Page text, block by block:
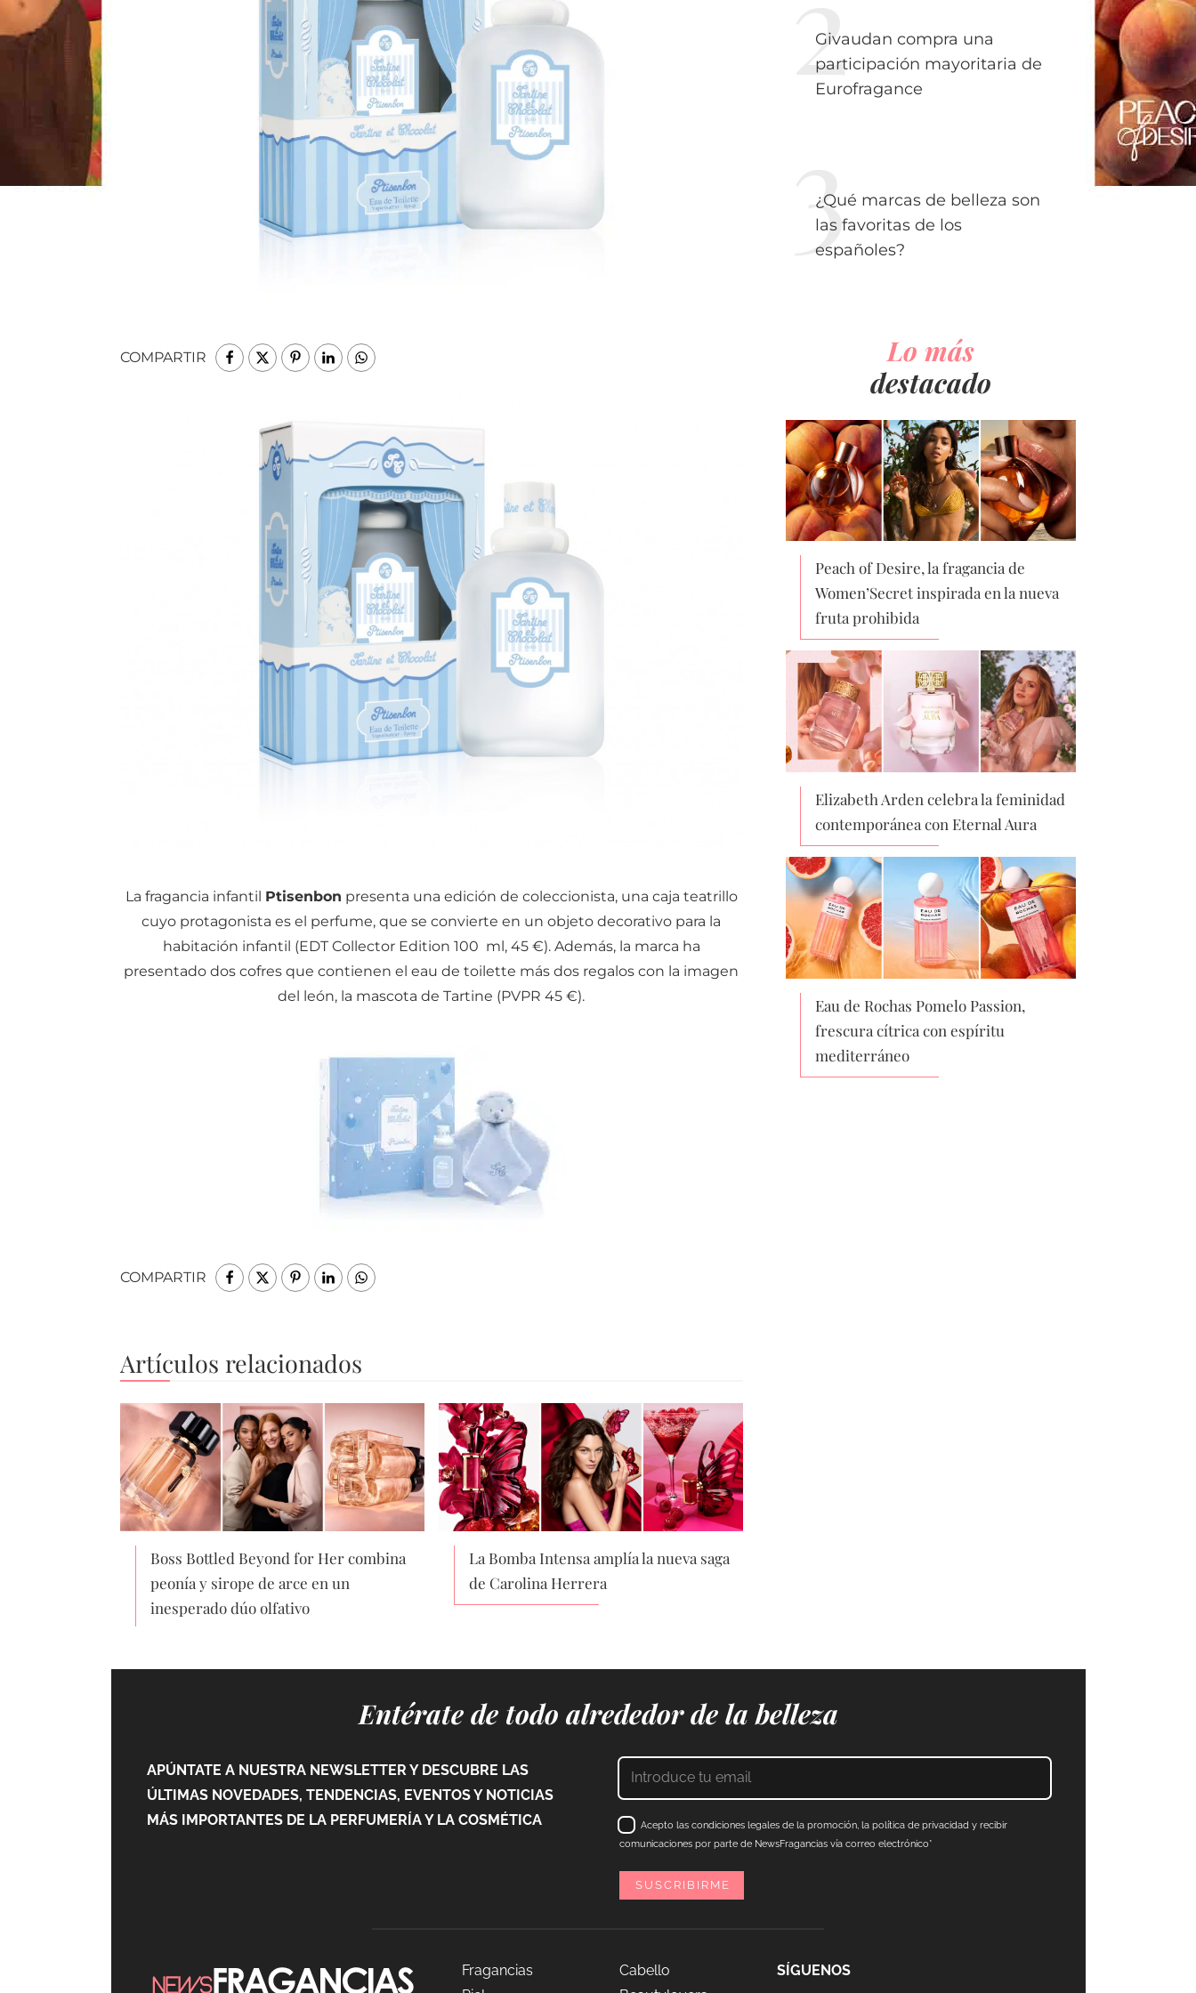
COMPARTIR
La fragancia infantil Ptisenbon presenta una edición de coleccionista, una caja teatrillo
cuyo protagonista es el perfume, que se convierte en un objeto decorativo para la
habitación infantil (EDT Collector Edition 100 ml, 45 €). Además, la marca ha
presentado dos cofres que contienen el eau de toilette más dos regalos con la imagen
del león, la mascota de Tartine (PVPR 45 €).
COMPARTIR
Artículos relacionados
Boss Bottled Beyond for Her combina
peonía y sirope de arce en un
inesperado dúo olfativo
La Bomba Intensa amplía la nueva saga
de Carolina Herrera
Givaudan compra una
participación mayoritaria de
Eurofragance
¿Qué marcas de belleza son
las favoritas de los
españoles?
Lo más
destacado
Peach of Desire, la fragancia de
Women’Secret inspirada en la nueva
fruta prohibida
Elizabeth Arden celebra la feminidad
contemporánea con Eternal Aura
Eau de Rochas Pomelo Passion,
frescura cítrica con espíritu
mediterráneo
Entérate de todo alrededor de la belleza
APÚNTATE A NUESTRA NEWSLETTER Y DESCUBRE LAS
ÚLTIMAS NOVEDADES, TENDENCIAS, EVENTOS Y NOTICIAS
MÁS IMPORTANTES DE LA PERFUMERÍA Y LA COSMÉTICA
Acepto las condiciones legales de la promoción, la política de privacidad y recibir
comunicaciones por parte de NewsFragancias vía correo electrónico*
Fragancias
Cabello
SÍGUENOS